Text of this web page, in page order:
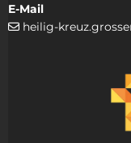
E-Mail
 heilig-